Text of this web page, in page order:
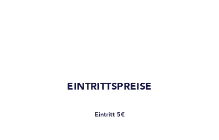
EINTRITTSPREISE
Eintritt 5€